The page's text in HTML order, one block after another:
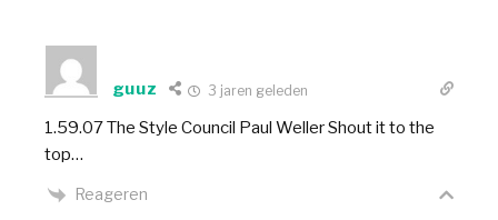
guuz 3 jaren geleden
1.59.07 The Style Council Paul Weller Shout it to the
top…
Reageren